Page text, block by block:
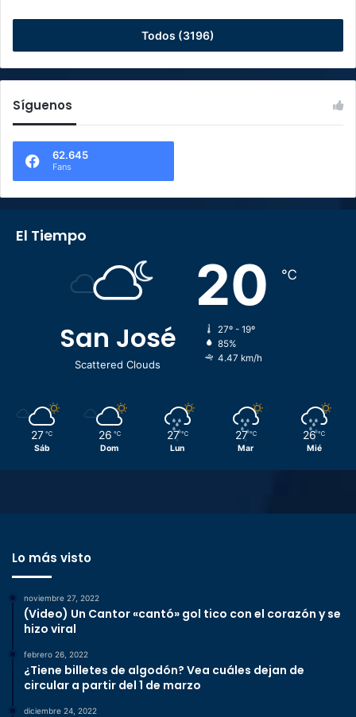
Todos (3196)
Síguenos
62.645
Fans
El Tiempo
San José
Scattered Clouds
20 ℃
27º - 19º
85%
4.47 km/h
27 ℃
Sáb
26 ℃
Dom
27 ℃
Lun
27 ℃
Mar
26 ℃
Mié
Lo más visto
noviembre 27, 2022
(Video) Un Cantor «cantó» gol tico con el corazón y se
hizo viral
febrero 26, 2022
¿Tiene billetes de algodón? Vea cuáles dejan de
circular a partir del 1 de marzo
diciembre 24, 2022